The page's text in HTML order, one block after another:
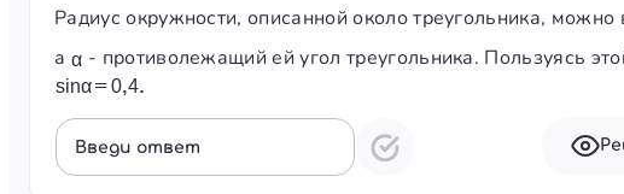
Радиус окружности, описанной около треугольника,
а
- противолежащий ей угол треугольника. Пользуясь
Введи ответ